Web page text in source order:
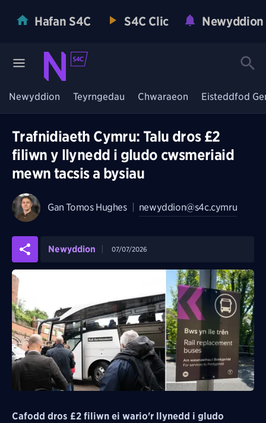
Hafan S4C S4C Clic Newyddion
Newyddion Teyrngedau Chwaraeon Eisteddfod
Trafnidiaeth Cymru: Talu dros £2
filiwn y llynedd i gludo cwsmeriaid
mewn tacsis a bysiau
GanTomos Hughes newyddion@s4c.cymru
Newyddion 07/07/2026
Cafodd dros £2 filiwn ei wario'r llynedd i gludo